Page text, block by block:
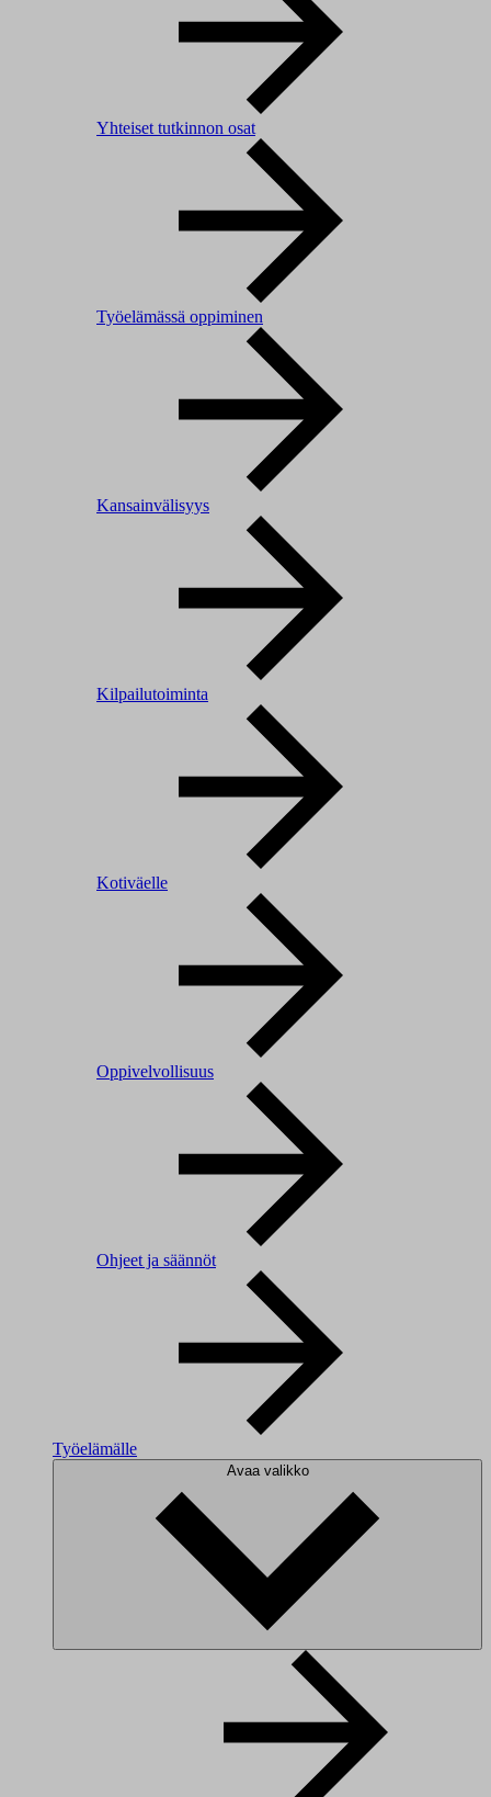
Yhteiset tutkinnon osat
Työelämässä oppiminen
Kansainvälisyys
Kilpailutoiminta
Kotiväelle
Oppivelvollisuus
Ohjeet ja säännöt
Työelämälle
Avaa valikko